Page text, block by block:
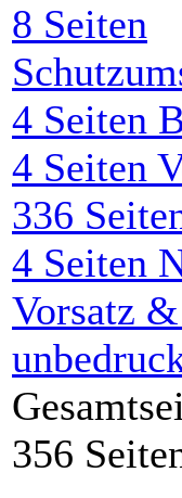
8 Seiten
4 Seiten
4 Seiten
336
4 Seiten
Vorsatz
356